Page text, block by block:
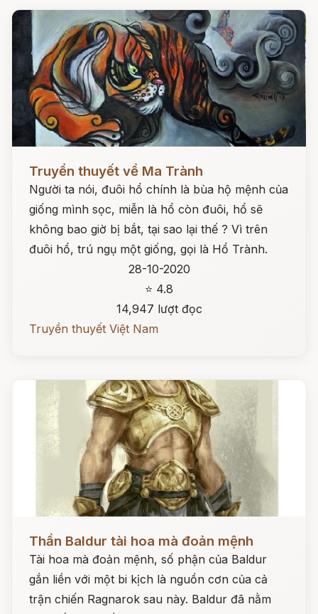
Đọc ngay
Truyền thuyết về Ma Trành
Người ta nói, đuôi hổ chính là bùa hộ mệnh của
giống mình sọc, miễn là hổ còn đuôi, hổ sẽ
không bao giờ bị bắt, tại sao lại thế ? Vì trên
đuôi hổ, trú ngụ một giống, gọi là Hổ Trành.
28-10-2020
⭐ 4.8
14,947 lượt đọc
Truyền thuyết Việt Nam
Đọc ngay
Thần Baldur tài hoa mà đoản mệnh
Tài hoa mà đoản mệnh, số phận của Baldur
gắn liền với một bi kịch là nguồn cơn của cả
trận chiến Ragnarok sau này. Baldur đã nằm